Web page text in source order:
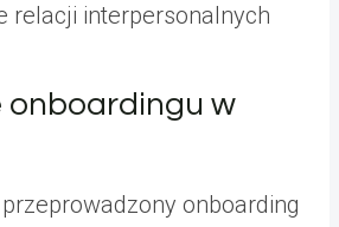
relacji interpersonalnych
onboardingu w
onboarding